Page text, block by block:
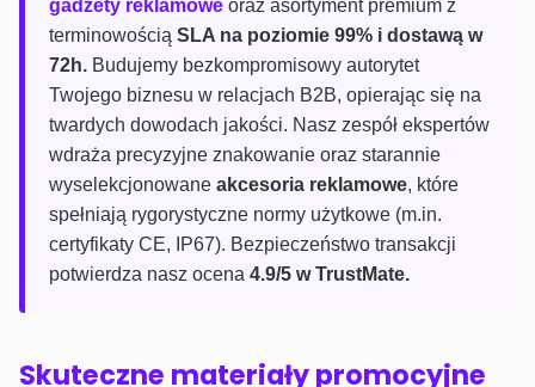
gadżety reklamowe oraz asortyment premium z
terminowością SLA na poziomie 99% i dostawą w
72h. Budujemy bezkompromisowy autorytet
Twojego biznesu w relacjach B2B, opierając się na
twardych dowodach jakości. Nasz zespół ekspertów
wdraża precyzyjne znakowanie oraz starannie
wyselekcjonowane akcesoria reklamowe, które
spełniają rygorystyczne normy użytkowe (m.in.
certyfikaty CE, IP67). Bezpieczeństwo transakcji
potwierdza nasz ocena 4.9/5 w TrustMate.
Skuteczne materiały promocyjne